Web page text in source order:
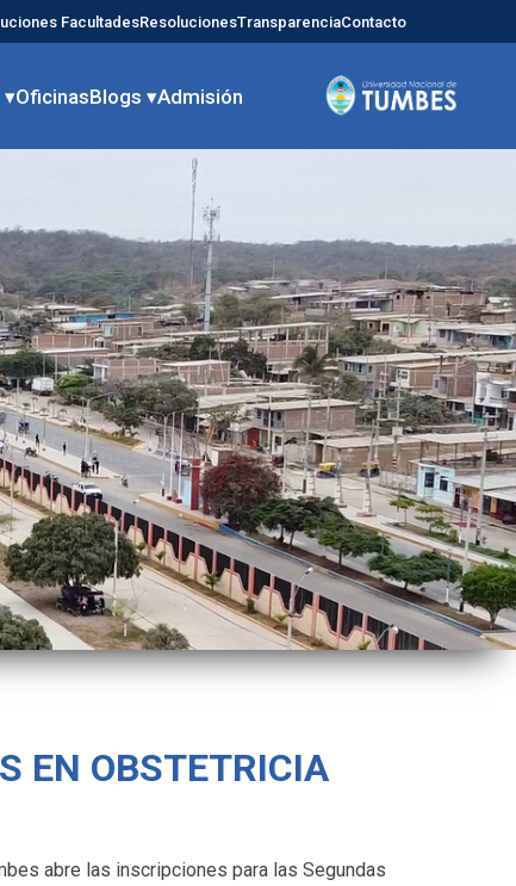
FacultadesResolucionesTransparenciaContacto
OficinasBlogs ▾Admisión
EN OBSTETRICIA
abre las inscripciones para las Segundas